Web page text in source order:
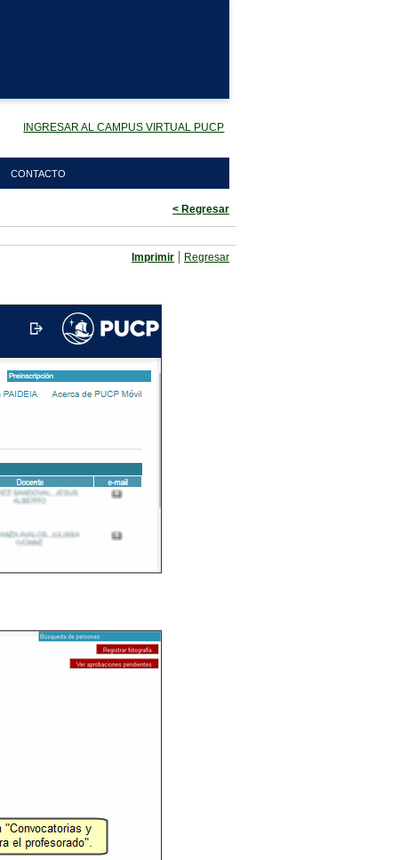
INGRESAR AL CAMPUS VIRTUAL PUCP
CONTACTO
< Regresar
Imprimir | Regresar